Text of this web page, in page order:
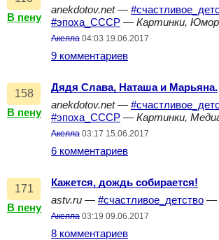
В пену
anekdotov.net—
#эпоха_СССР — Картинки, Юмор
Акелла 04:03 19.06.2017
9 комментариев
158
В пену
Дядя Слава, Наташа и Марьяна.
anekdotov.net—
#эпоха_СССР — Картинки,
Акелла 03:17 15.06.2017
6 комментариев
171
В пену
Кажется, дождь собирается!
astv.ru — #счастливое_детство —
Акелла 03:19 09.06.2017
8 комментариев